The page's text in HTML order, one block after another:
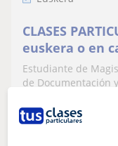
CLASES
euskera o en
Estudiante de
de Documentación